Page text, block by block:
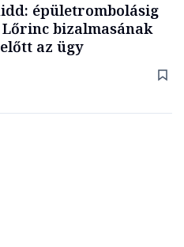
épületrombolásig
bizalmasának
az ügy